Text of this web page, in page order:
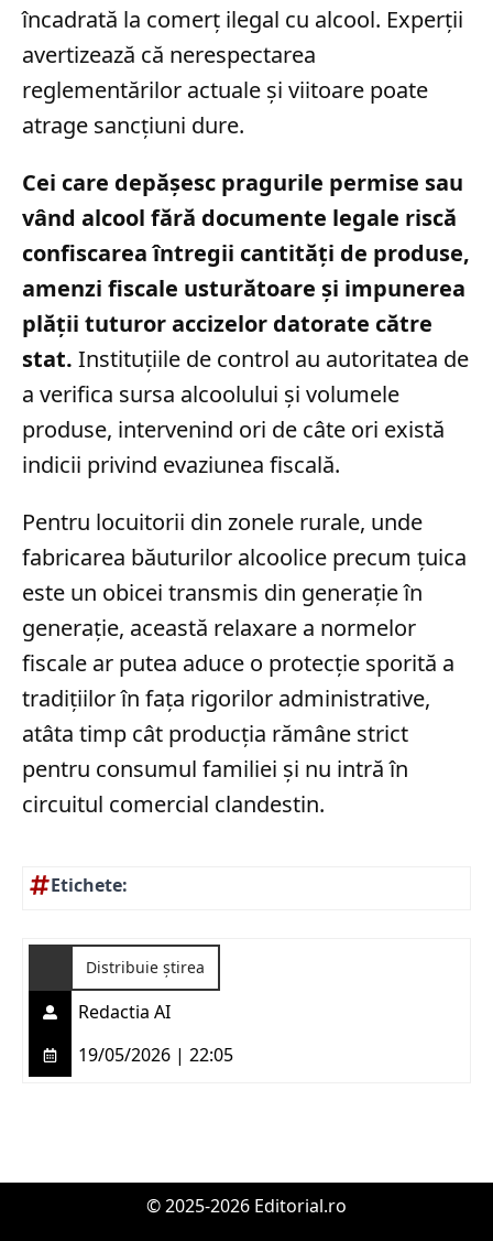
încadrată la comerț ilegal cu alcool. Experții
avertizează că nerespectarea
reglementărilor actuale și viitoare poate
atrage sancțiuni dure.
Cei care depășesc pragurile permise sau
vând alcool fără documente legale riscă
confiscarea întregii cantități de produse,
amenzi fiscale usturătoare și impunerea
plății tuturor accizelor datorate către
stat. Instituțiile de control au autoritatea de
a verifica sursa alcoolului și volumele
produse, intervenind ori de câte ori există
indicii privind evaziunea fiscală.
Pentru locuitorii din zonele rurale, unde
fabricarea băuturilor alcoolice precum țuica
este un obicei transmis din generație în
generație, această relaxare a normelor
fiscale ar putea aduce o protecție sporită a
tradițiilor în fața rigorilor administrative,
atâta timp cât producția rămâne strict
pentru consumul familiei și nu intră în
circuitul comercial clandestin.
Etichete:
Distribuie știrea
Redactia AI
19/05/2026 | 22:05
© 2025-2026 Editorial.ro